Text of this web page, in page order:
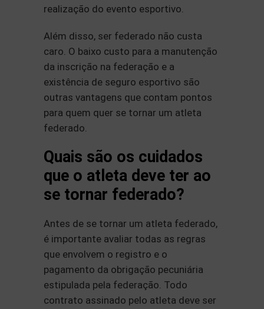
realização do evento esportivo.
Além disso, ser federado não custa
caro. O baixo custo para a manutenção
da inscrição na federação e a
existência de seguro esportivo são
outras vantagens que contam pontos
para quem quer se tornar um atleta
federado.
Quais são os cuidados
que o atleta deve ter ao
se tornar federado?
Antes de se tornar um atleta federado,
é importante avaliar todas as regras
que envolvem o registro e o
pagamento da obrigação pecuniária
estipulada pela federação. Todo
contrato assinado pelo atleta deve ser